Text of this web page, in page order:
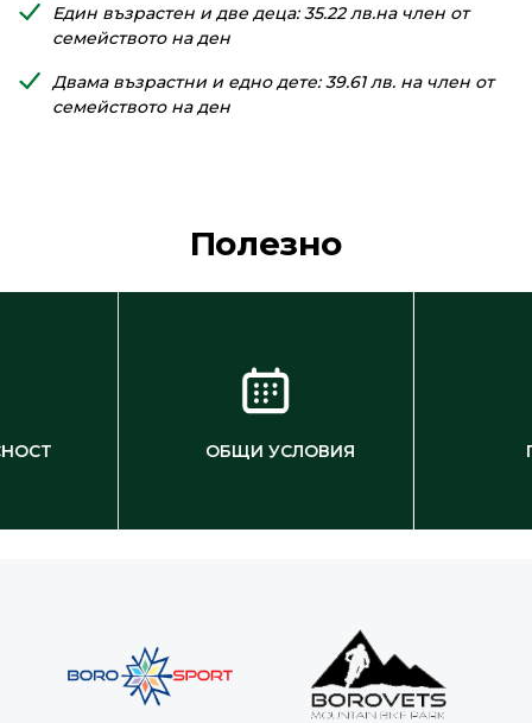
Един възрастен и две деца: 35.22 лв.на член от
семейството на ден
Двама възрастни и едно дете: 39.61 лв. на член от
семейството на ден
Полезно
ОБЩИ УСЛОВИЯ